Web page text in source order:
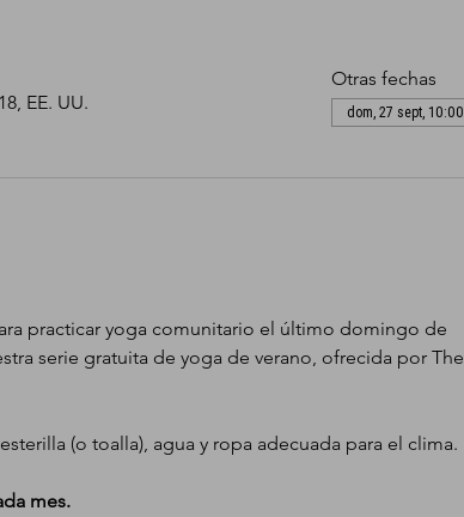
EE. UU.
Otras fechas
dom, 27 sept, 10:00
practicar yoga comunitario el último domingo de
serie gratuita de yoga de verano, ofrecida por The
(o toalla), agua y ropa adecuada para el clima.
mes.